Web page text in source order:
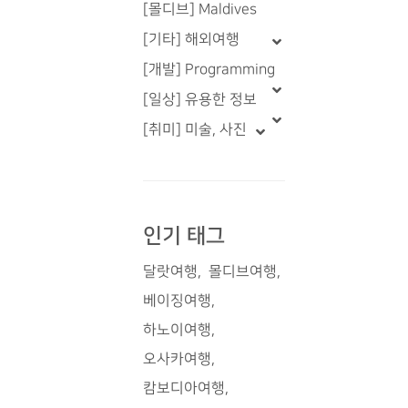
[몰디브] Maldives
[기타] 해외여행
[개발] Programming
[일상] 유용한 정보
[취미] 미술, 사진
인기 태그
달랏여행
몰디브여행
베이징여행
하노이여행
오사카여행
캄보디아여행